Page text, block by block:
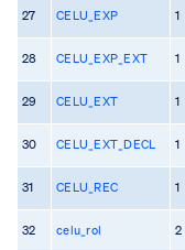
27 CELU_EXP 1
28 CELU_EXP_EXT 1
29 CELU_EXT 1
30 CELU_EXT_DECL 1
31 CELU_REC 1
32 celu_rol 2